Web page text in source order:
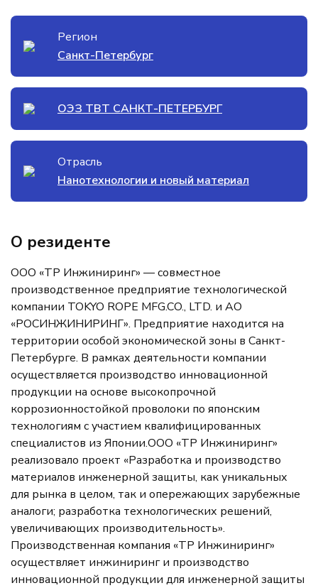
Регион
Санкт-Петербург
ОЭЗ ТВТ САНКТ-ПЕТЕРБУРГ
Отрасль
Нанотехнологии и новый материал
О резиденте
ООО «ТР Инжиниринг» — совместное
производственное предприятие технологической
компании TOKYO ROPE MFG.CO., LTD. и АО
«РОСИНЖИНИРИНГ». Предприятие находится на
территории особой экономической зоны в Санкт-
Петербурге. В рамках деятельности компании
осуществляется производство инновационной
продукции на основе высокопрочной
коррозионностойкой проволоки по японским
технологиям с участием квалифицированных
специалистов из Японии.ООО «ТР Инжиниринг»
реализовало проект «Разработка и производство
материалов инженерной защиты, как уникальных
для рынка в целом, так и опережающих зарубежные
аналоги; разработка технологических решений,
увеличивающих производительность».
Производственная компания «ТР Инжиниринг»
осуществляет инжиниринг и производство
инновационной продукции для инженерной защиты